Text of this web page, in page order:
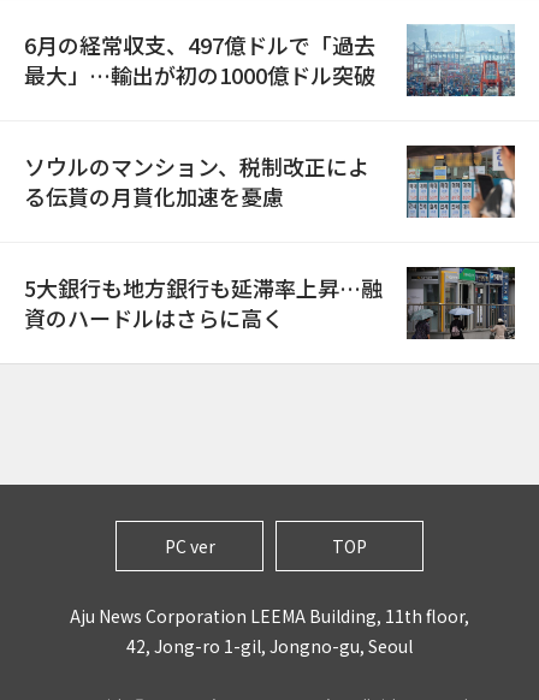
6月の経常収支、497億ドルで「過去
最大」…輸出が初の1000億ドル突破
ソウルのマンション、税制改正によ
る伝貰の月貰化加速を憂慮
5大銀行も地方銀行も延滞率上昇…融
資のハードルはさらに高く
PC ver TOP
Aju News Corporation LEEMA Building, 11th floor,
42, Jong-ro 1-gil, Jongno-gu, Seoul